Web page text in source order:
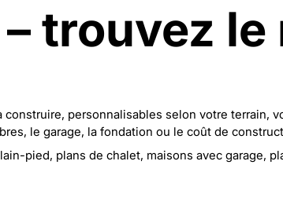
trouvez le
personnalisables selon votre
le garage, la fondation ou le coût de
pied, plans de chalet, maisons avec garage,